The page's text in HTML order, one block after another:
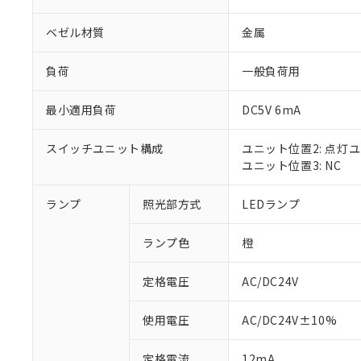
ベゼル材質 金属
負荷 一般負荷用
最小適用負荷 DC5V 6mA
スイッチユニット構成
ユニット位置2: 点灯
ユニット位置3: NC
ランプ 照光部方式 LEDランプ
ランプ色 橙
定格電圧 AC/DC24V
使用電圧 AC/DC24V±10%
ご利用条件
以下の条件をお
※1 対応状況
対応予定：EU
対応予定なし：
調査・確認中：
非該当品：ライセ
※1 中国